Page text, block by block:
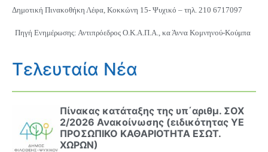
Δημοτική Πινακοθήκη Λέφα, Κοκκώνη 15- Ψυχικό – τηλ. 210 6717097
Πηγή Ενημέρωσης: Αντιπρόεδρος Ο.Κ.Α.Π.Α., κα Άννα Κομνηνού-Κούμπα
Τελευταία Νέα
Πίνακας κατάταξης της υπ΄αριθμ. ΣΟΧ
2/2026 Ανακοίνωσης (ειδικότητας ΥΕ
ΠΡΟΣΩΠΙΚΟ ΚΑΘΑΡΙΟΤΗΤΑ ΕΣΩΤ.
ΧΩΡΩΝ)